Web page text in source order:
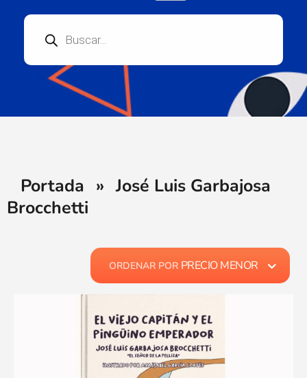
Portada » José Luis Garbajosa
Brocchetti
ORDENAR POR PRECIO MENOR